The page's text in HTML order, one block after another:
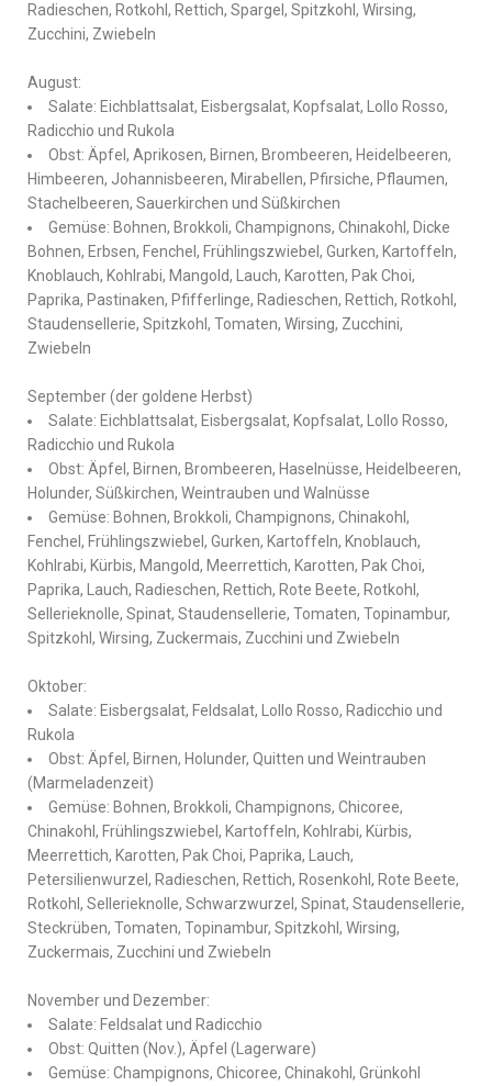
Radieschen, Rotkohl, Rettich, Spargel, Spitzkohl, Wirsing,
Zucchini, Zwiebeln
August:
Salate: Eichblattsalat, Eisbergsalat, Kopfsalat, Lollo Rosso,
Radicchio und Rukola
Obst: Äpfel, Aprikosen, Birnen, Brombeeren, Heidelbeeren,
Himbeeren, Johannisbeeren, Mirabellen, Pfirsiche, Pflaumen,
Stachelbeeren, Sauerkirchen und Süßkirchen
Gemüse: Bohnen, Brokkoli, Champignons, Chinakohl, Dicke
Bohnen, Erbsen, Fenchel, Frühlingszwiebel, Gurken, Kartoffeln,
Knoblauch, Kohlrabi, Mangold, Lauch, Karotten, Pak Choi,
Paprika, Pastinaken, Pfifferlinge, Radieschen, Rettich, Rotkohl,
Staudensellerie, Spitzkohl, Tomaten, Wirsing, Zucchini,
Zwiebeln
September (der goldene Herbst)
Salate: Eichblattsalat, Eisbergsalat, Kopfsalat, Lollo Rosso,
Radicchio und Rukola
Obst: Äpfel, Birnen, Brombeeren, Haselnüsse, Heidelbeeren,
Holunder, Süßkirchen, Weintrauben und Walnüsse
Gemüse: Bohnen, Brokkoli, Champignons, Chinakohl,
Fenchel, Frühlingszwiebel, Gurken, Kartoffeln, Knoblauch,
Kohlrabi, Kürbis, Mangold, Meerrettich, Karotten, Pak Choi,
Paprika, Lauch, Radieschen, Rettich, Rote Beete, Rotkohl,
Sellerieknolle, Spinat, Staudensellerie, Tomaten, Topinambur,
Spitzkohl, Wirsing, Zuckermais, Zucchini und Zwiebeln
Oktober:
Salate: Eisbergsalat, Feldsalat, Lollo Rosso, Radicchio und
Rukola
Obst: Äpfel, Birnen, Holunder, Quitten und Weintrauben
(Marmeladenzeit)
Gemüse: Bohnen, Brokkoli, Champignons, Chicoree,
Chinakohl, Frühlingszwiebel, Kartoffeln, Kohlrabi, Kürbis,
Meerrettich, Karotten, Pak Choi, Paprika, Lauch,
Petersilienwurzel, Radieschen, Rettich, Rosenkohl, Rote Beete,
Rotkohl, Sellerieknolle, Schwarzwurzel, Spinat, Staudensellerie,
Steckrüben, Tomaten, Topinambur, Spitzkohl, Wirsing,
Zuckermais, Zucchini und Zwiebeln
November und Dezember:
Salate: Feldsalat und Radicchio
Obst: Quitten (Nov.), Äpfel (Lagerware)
Gemüse: Champignons, Chicoree, Chinakohl, Grünkohl